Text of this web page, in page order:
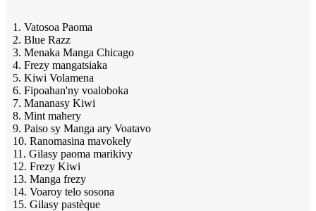
1. Vatosoa Paoma
2. Blue Razz
3. Menaka Manga Chicago
4. Frezy mangatsiaka
5. Kiwi Volamena
6. Fipoahan'ny voaloboka
7. Mananasy Kiwi
8. Mint mahery
9. Paiso sy Manga ary Voatavo
10. Ranomasina mavokely
11. Gilasy paoma marikivy
12. Frezy Kiwi
13. Manga frezy
14. Voaroy telo sosona
15. Gilasy pastèque